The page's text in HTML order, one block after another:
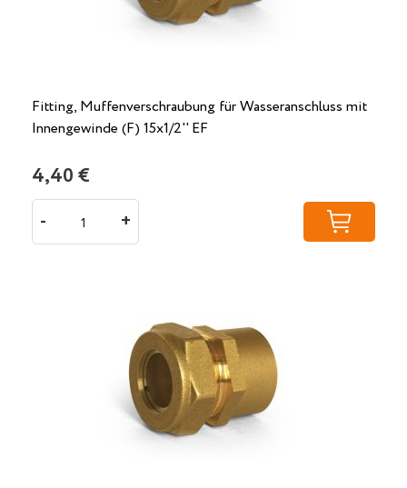
Fitting, Muffenverschraubung für Wasseranschluss mit
Innengewinde (F) 15x1/2'' EF
4,40 €
- +